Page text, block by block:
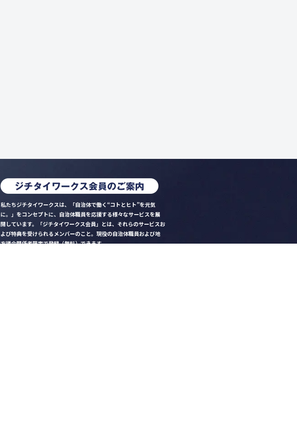
私たちジチタイワークスは、「自治体で働く“コトとヒト”を元気
に。」をコンセプトに、自治体職員を応援する様々なサービスを展
開しています。「ジチタイワークス会員」とは、それらのサービスお
よび特典を受けられるメンバーのこと。現役の自治体職員および地
方議会関係者限定で登録（無料）できます。